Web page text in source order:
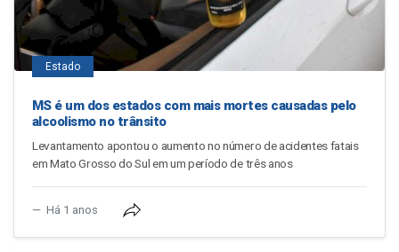
Estado
MS é um dos estados com mais mortes causadas pelo
alcoolismo no trânsito
Levantamento apontou o aumento no número de acidentes fatais
em Mato Grosso do Sul em um período de três anos
Há 1 anos